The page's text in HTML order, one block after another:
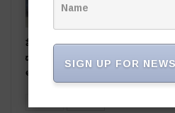
పేకాట స్థావరంపై టాస్క్‌ఫోర్స్
దాడి.. ఏడుగురు పేకాట రాయుళ్లు
అరెస్ట్ SIGN UP FOR